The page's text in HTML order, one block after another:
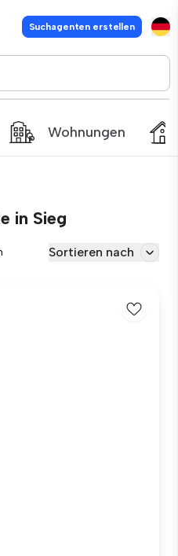
Suchagenten erstellen
Wohnungen
in Sieg
Sortieren nach